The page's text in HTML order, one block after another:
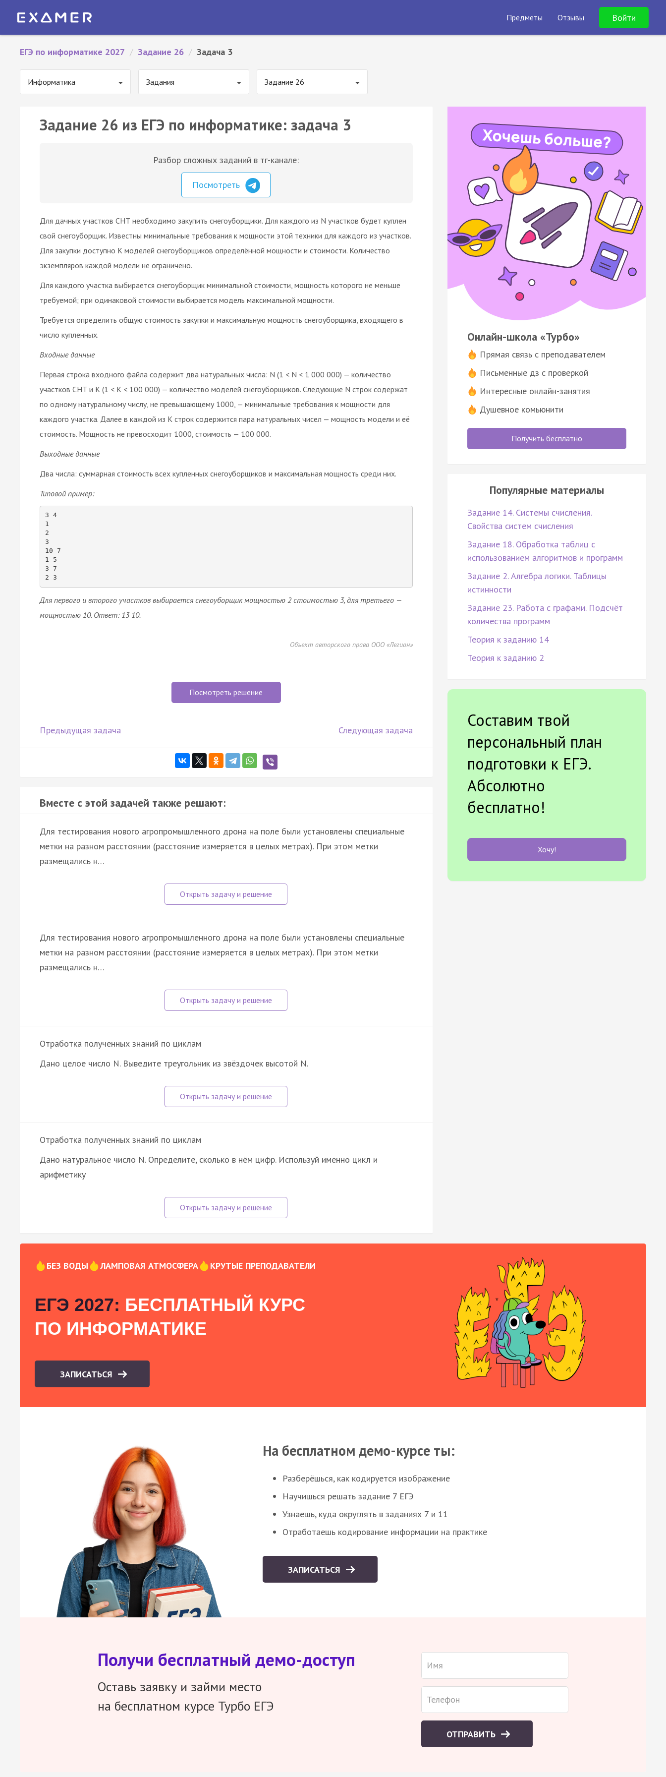
Предметы Отзывы Войти
ЕГЭ по информатике 2027 / Задание 26 / Задача 3
Информатика Задания Задание 26
Задание 26 из ЕГЭ по информатике: задача 3
Разбор сложных заданий в тг-канале:
Посмотреть
Для дачных участков СНТ необходимо закупить снегоуборщики. Для каждого из N участков будет куплен
свой снегоуборщик. Известны минимальные требования к мощности этой техники для каждого из участков.
Для закупки доступно K моделей снегоуборщиков определённой мощности и стоимости. Количество
экземпляров каждой модели не ограничено.
Для каждого участка выбирается снегоуборщик минимальной стоимости, мощность которого не меньше
требуемой; при одинаковой стоимости выбирается модель максимальной мощности.
Требуется определить общую стоимость закупки и максимальную мощность снегоуборщика, входящего в
число купленных.
Входные данные
Первая строка входного файла содержит два натуральных числа: N (1 < N < 1 000 000) — количество
участков СНТ и K (1 < K < 100 000) — количество моделей снегоуборщиков. Следующие N строк содержат
по одному натуральному числу, не превышающему 1000, — минимальные требования к мощности для
каждого участка. Далее в каждой из K строк содержится пара натуральных чисел — мощность модели и её
стоимость. Мощность не превосходит 1000, стоимость — 100 000.
Выходные данные
Два числа: суммарная стоимость всех купленных снегоуборщиков и максимальная мощность среди них.
Типовой пример:
3 4
1
2
3
10 7
1 5
3 7
Для первого и второго участков выбирается снегоуборщик мощностью 2 стоимостью 3, для третьего —
мощностью 10. Ответ: 13 10.
Объект авторского права ООО «Легион»
Посмотреть решение
Предыдущая задача Следующая задача
Вместе с этой задачей также решают:
Для тестирования нового агропромышленного дрона на поле были установлены специальные
метки на разном расстоянии (расстояние измеряется в целых метрах). При этом метки
размещались н…
Для тестирования нового агропромышленного дрона на поле были установлены специальные
метки на разном расстоянии (расстояние измеряется в целых метрах). При этом метки
размещались н…
Отработка полученных знаний по циклам
Дано целое число N. Выведите треугольник из звёздочек высотой N.
Отработка полученных знаний по циклам
Дано натуральное число N. Определите, сколько в нём цифр. Используй именно цикл и
арифметику
Онлайн-школа «Турбо»
Прямая связь с преподавателем
Письменные дз с проверкой
Интересные онлайн-занятия
Душевное комьюнити
Получить бесплатно
Популярные материалы
Задание 14. Системы счисления.
Свойства систем счисления
Задание 18. Обработка таблиц с
использованием алгоритмов и программ
Задание 2. Алгебра логики. Таблицы
истинности
Задание 23. Работа с графами. Подсчёт
количества программ
Теория к заданию 14
Теория к заданию 2
Составим твой
персональный план
подготовки к ЕГЭ.
Абсолютно
бесплатно!
Хочу!
БЕЗ ВОДЫ ЛАМПОВАЯ АТМОСФЕРА КРУТЫЕ ПРЕПОДАВАТЕЛИ
ЕГЭ 2027: БЕСПЛАТНЫЙ КУРС
ПО ИНФОРМАТИКЕ
ЗАПИСАТЬСЯ
На бесплатном демо-курсе ты:
Разберёшься, как кодируется изображение
Научишься решать задание 7 ЕГЭ
Узнаешь, куда округлять в заданиях 7 и 11
Отработаешь кодирование информации на практике
ЗАПИСАТЬСЯ
Получи бесплатный демо-доступ
Оставь заявку и займи место
на бесплатном курсе Турбо ЕГЭ
ОТПРАВИТЬ